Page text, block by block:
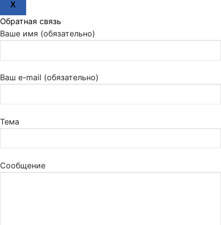
X
Обратная связь
Ваше имя (обязательно)
Ваш e-mail (обязательно)
Тема
Сообщение